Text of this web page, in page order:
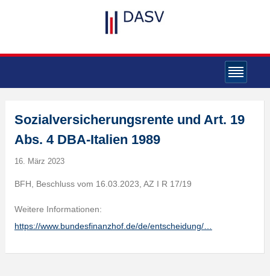
Sozialversicherungsrente und Art. 19
Abs. 4 DBA-Italien 1989
16. März 2023
BFH, Beschluss vom 16.03.2023, AZ I R 17/19
Weitere Informationen:
https://www.bundesfinanzhof.de/de/entscheidung/…